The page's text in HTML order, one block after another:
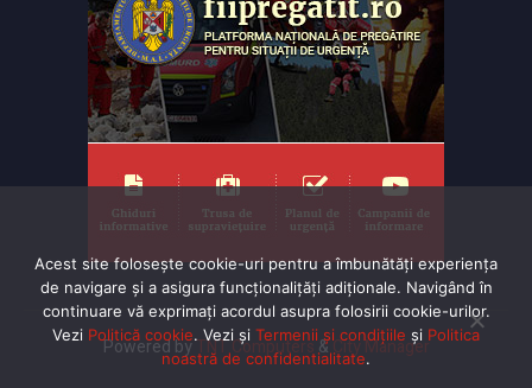
Powered byTNT Computers&City Manager
Acest site folosește cookie-uri pentru a îmbunătăți experiența
de navigare și a asigura funcționalițăți adiționale. Navigând în
continuare vă exprimaţi acordul asupra folosirii cookie-urilor.
Vezi Politică cookie. Vezi și Termenii și condițiile și Politica
noastră de confidentialitate.